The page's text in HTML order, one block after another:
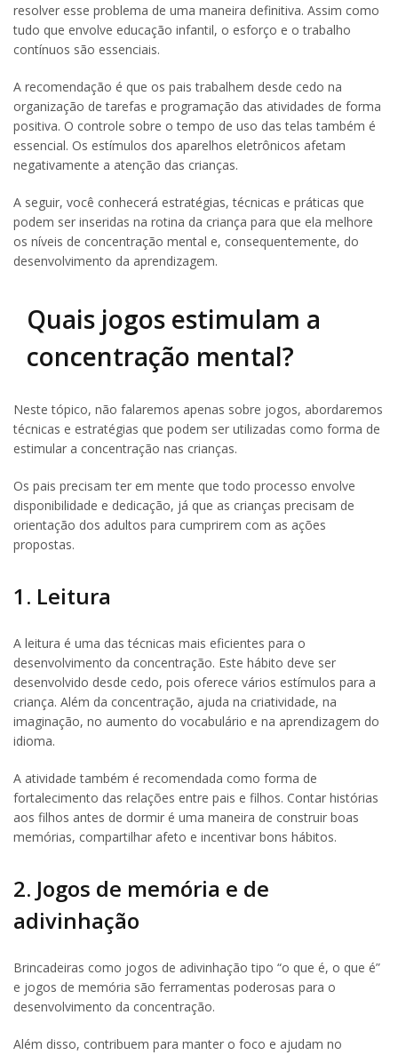
resolver esse problema de uma maneira definitiva. Assim como
tudo que envolve educação infantil, o esforço e o trabalho
contínuos são essenciais.
A recomendação é que os pais trabalhem desde cedo na
organização de tarefas e programação das atividades de forma
positiva. O controle sobre o tempo de uso das telas também é
essencial. Os estímulos dos aparelhos eletrônicos afetam
negativamente a atenção das crianças.
A seguir, você conhecerá estratégias, técnicas e práticas que
podem ser inseridas na rotina da criança para que ela melhore
os níveis de concentração mental e, consequentemente, do
desenvolvimento da aprendizagem.
Quais jogos estimulam a
concentração mental?
Neste tópico, não falaremos apenas sobre jogos, abordaremos
técnicas e estratégias que podem ser utilizadas como forma de
estimular a concentração nas crianças.
Os pais precisam ter em mente que todo processo envolve
disponibilidade e dedicação, já que as crianças precisam de
orientação dos adultos para cumprirem com as ações
propostas.
1. Leitura
A leitura é uma das técnicas mais eficientes para o
desenvolvimento da concentração. Este hábito deve ser
desenvolvido desde cedo, pois oferece vários estímulos para a
criança. Além da concentração, ajuda na criatividade, na
imaginação, no aumento do vocabulário e na aprendizagem do
idioma.
A atividade também é recomendada como forma de
fortalecimento das relações entre pais e filhos. Contar histórias
aos filhos antes de dormir é uma maneira de construir boas
memórias, compartilhar afeto e incentivar bons hábitos.
2. Jogos de memória e de
adivinhação
Brincadeiras como jogos de adivinhação tipo “o que é, o que é”
e jogos de memória são ferramentas poderosas para o
desenvolvimento da concentração.
Além disso, contribuem para manter o foco e ajudam no